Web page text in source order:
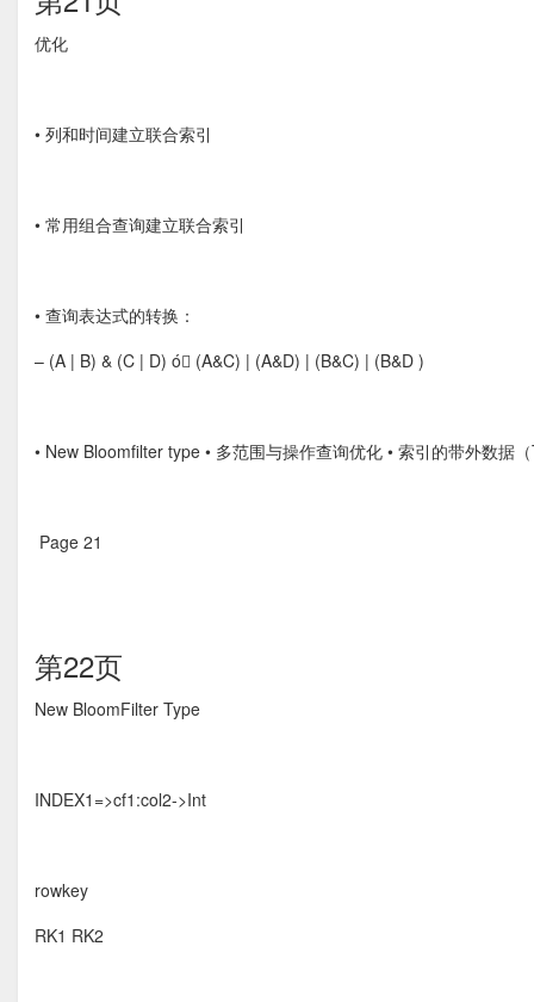
优化 
• 列和时间建立联合索引
• 常用组合查询建立联合索引
• 查询表达式的转换：
– (A | B) & (C | D) ó (A&C) | (A&D) | (B&C) | (B&D )
• New Bloomfilter type • 多范围与操作查询优化 • 索引的带外数据
Page 21
第22页
New BloomFilter Type
INDEX1=>cf1:col2->Int
rowkey
RK1 RK2